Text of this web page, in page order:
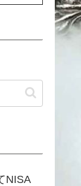
NISA